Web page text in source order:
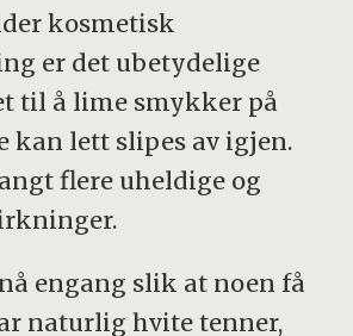
kosmetisk
er det ubetydelige
til å lime smykker på
kan lett slipes av igjen.
flere uheldige og
engang slik at noen få
naturlig hvite tenner,